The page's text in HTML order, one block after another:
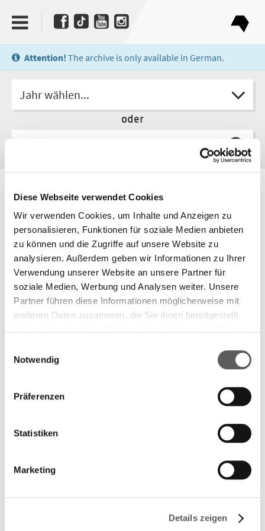
Diese Webseite verwendet Cookies
Wir verwenden Cookies, um Inhalte und Anzeigen zu
personalisieren, Funktionen für soziale Medien anbieten
zu können und die Zugriffe auf unsere Website zu
analysieren. Außerdem geben wir Informationen zu Ihrer
Verwendung unserer Website an unsere Partner für
soziale Medien, Werbung und Analysen weiter. Unsere
Partner führen diese Informationen möglicherweise mit
weiteren Daten zusammen, die Sie ihnen bereitgestellt
unsererDatenschutzerklärung.
Notwendig
Präferenzen
Statistiken
Marketing
Details zeigen
Attention! The archive is only available in German.
Jahr wählen...
oder
Anna Weidenholzer